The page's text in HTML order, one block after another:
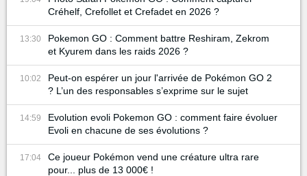
Créhelf, Crefollet et Crefadet en 2026 ?
13:30
Pokemon GO : Comment battre Reshiram, Zekrom
et Kyurem dans les raids 2026 ?
10:02
Peut-on espérer un jour l'arrivée de Pokémon GO 2
? L’un des responsables s’exprime sur le sujet
14:59
Evolution evoli Pokemon GO : comment faire évoluer
Evoli en chacune de ses évolutions ?
17:04
Ce joueur Pokémon vend une créature ultra rare
pour... plus de 13 000€ !